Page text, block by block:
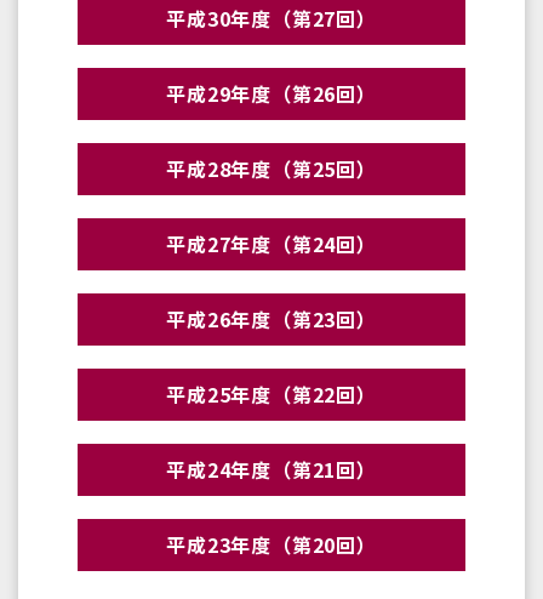
平成30年度（第27回）
平成29年度（第26回）
平成28年度（第25回）
平成27年度（第24回）
平成26年度（第23回）
平成25年度（第22回）
平成24年度（第21回）
平成23年度（第20回）